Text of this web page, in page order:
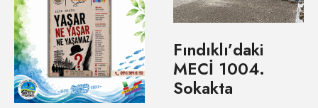
Fındıklı’daki
MECİ 1004.
Sokakta